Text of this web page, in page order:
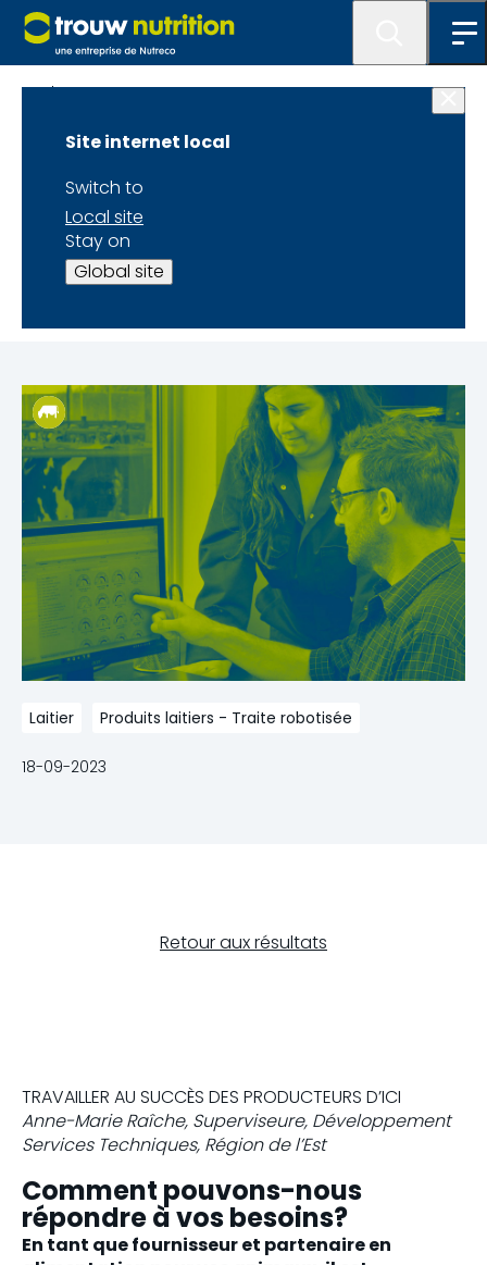
Site internet local
Switch to
Local site
Stay on
Global site
Blogue
TRAVAILLER AU
SUCCÈS DES
PRODUCTEURS D’ICI
Laitier Produits laitiers - Traite robotisée
18-09-2023
Retour aux résultats
TRAVAILLER AU SUCCÈS DES PRODUCTEURS D’ICI
Anne-Marie Raîche, Superviseure, Développement
Services Techniques, Région de l’Est
Comment pouvons-nous
répondre à vos besoins?
En tant que fournisseur et partenaire en